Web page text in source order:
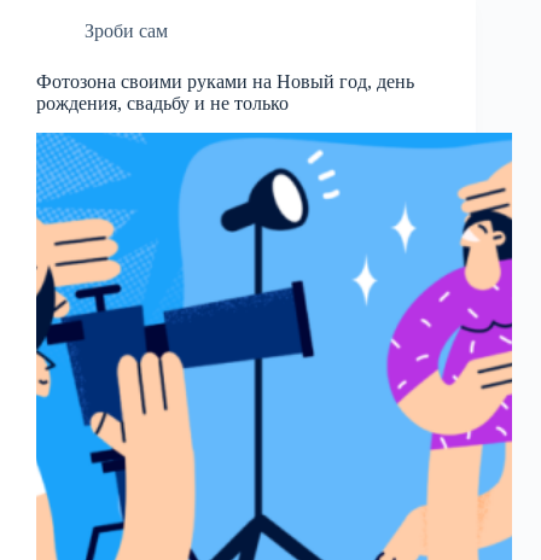
Зроби сам
Фотозона своими руками на Новый год, день
рождения, свадьбу и не только